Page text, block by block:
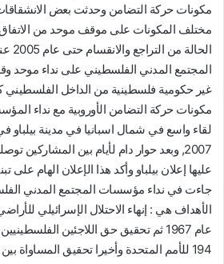
مكونات حركة التضامن وحدثت بعض
مختلف المكونات على موقف موحد من
غير حكومية فلسطينية من الداخل الفلسطيني
مكونات حركة التضامن الأوروبية مع نداء
لقاء واسع في شمال اسبانيا في مدينة بيلباو
2007, وبعد حوار دام لأيام بين المشاركين
عليها إعلان بيلباو وأكد هذا الإعلان الهام على
الأهداف هي : إنهاء الاحتلال الإسرائيلي
عام 1967 ثم تحقيق حق اللاجئين
194 للأمم المتحدة وأخيرا تحقيق المساواة